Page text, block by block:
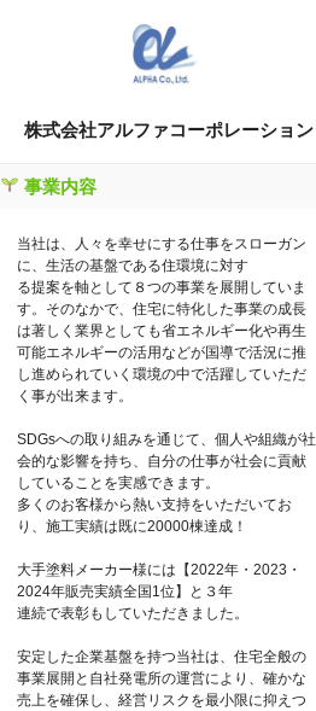
株式会社アルファコーポレーション
事業内容
当社は、人々を幸せにする仕事をスローガン
に、生活の基盤である住環境に対す
る提案を軸として８つの事業を展開していま
す。そのなかで、住宅に特化した事業の成長
は著しく業界としても省エネルギー化や再生
可能エネルギーの活用などが国導で活況に推
し進められていく環境の中で活躍していただ
く事が出来ます。
SDGsへの取り組みを通じて、個人や組織が社
会的な影響を持ち、自分の仕事が社会に貢献
していることを実感できます。
多くのお客様から熱い支持をいただいてお
り、施工実績は既に20000棟達成！
大手塗料メーカー様には【2022年・2023・
2024年販売実績全国1位】と３年
連続で表彰もしていただきました。
安定した企業基盤を持つ当社は、住宅全般の
事業展開と自社発電所の運営により、確かな
売上を確保し、経営リスクを最小限に抑えつ